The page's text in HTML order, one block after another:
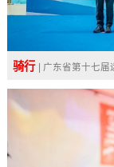
骑行 | 广东省第十七